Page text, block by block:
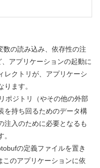
数の読み込み、依存性の注
アプリケーションの起動に
レクトリが、アプリケーシ
ます。
ポジトリ（やその他の外部
を持ち回るためのデータ構
注入のために必要となるも
の定義ファイルを置き
のアプリケーションに依